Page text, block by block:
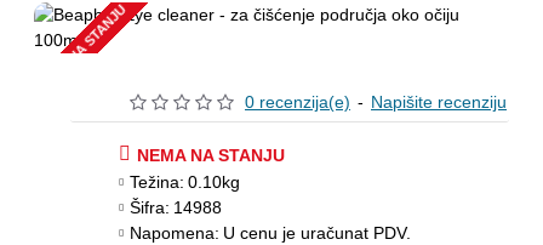
NEMA NA STANJU
0 recenzija(e) - Napišite recenziju
NEMA NA STANJU
Težina: 0.10kg
Šifra: 14988
Napomena: U cenu je uračunat PDV.